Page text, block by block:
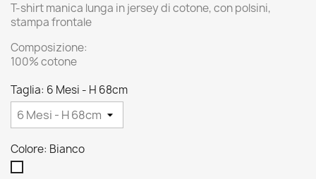
T-shirt manica lunga in jersey di cotone, con polsini,
stampa frontale
Composizione:
100% cotone
Taglia: 6 Mesi - H 68cm
Colore: Bianco